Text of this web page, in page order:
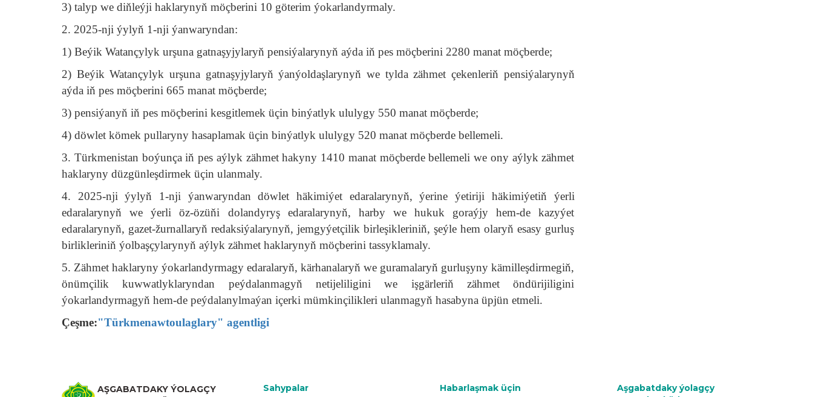
3) talyp we diňleýji haklarynyň möçberini 10 göterim ýokarlandyrmaly.
2. 2025-nji ýylyň 1-nji ýanwaryndan:
1) Beýik Watançylyk urşuna gatnaşyjylaryň pensiýalarynyň aýda iň pes möçberini 2280 manat möçberde;
2) Beýik Watançylyk urşuna gatnaşyjylaryň ýanýoldaşlarynyň we tylda zähmet çekenleriň pensiýalarynyň
aýda iň pes möçberini 665 manat möçberde;
3) pensiýanyň iň pes möçberini kesgitlemek üçin binýatlyk ululygy 550 manat möçberde;
4) döwlet kömek pullaryny hasaplamak üçin binýatlyk ululygy 520 manat möçberde bellemeli.
3. Türkmenistan boýunça iň pes aýlyk zähmet hakyny 1410 manat möçberde bellemeli we ony aýlyk zähmet
haklaryny düzgünleşdirmek üçin ulanmaly.
4. 2025-nji ýylyň 1-nji ýanwaryndan döwlet häkimiýet edaralarynyň, ýerine ýetiriji häkimiýetiň ýerli
edaralarynyň we ýerli öz-özüňi dolandyryş edaralarynyň, harby we hukuk goraýjy hem-de kazyýet
edaralarynyň, gazet-žurnallaryň redaksiýalarynyň, jemgyýetçilik birleşikleriniň, şeýle hem olaryň esasy gurluş
birlikleriniň ýolbaşçylarynyň aýlyk zähmet haklarynyň möçberini tassyklamaly.
5. Zähmet haklaryny ýokarlandyrmagy edaralaryň, kärhanalaryň we guramalaryň gurluşyny kämilleşdirmegiň,
önümçilik kuwwatlyklaryndan peýdalanmagyň netijeliligini we işgärleriň zähmet öndürijiligini
ýokarlandyrmagyň hem-de peýdalanylmaýan içerki mümkinçilikleri ulanmagyň hasabyna üpjün etmeli.
Çeşme:"Türkmenawtoulaglary" agentligi
AŞGABATDAKY ÝOLAGÇY
Sahypalar Habarlaşmak üçin
Aşgabatdaky ýolagçy